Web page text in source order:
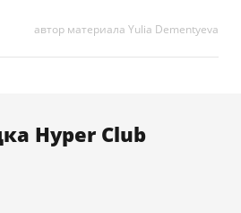
автор материала Yulia Dementyeva
Hyper Club